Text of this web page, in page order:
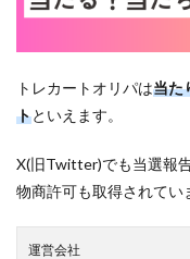
トレカートオリパは当た
トといえます。
X(旧Twitter)でも当選報
物商許可も取得されてい
運営会社